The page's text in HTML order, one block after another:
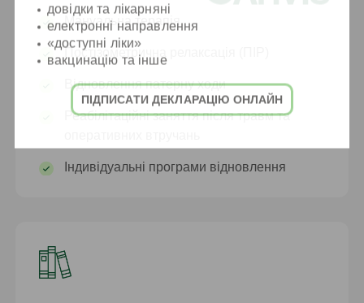
Мануальна терапія
Постізометрична релаксація (ПІР)
Відновлення патерну ходи
Реабілітаційні заняття після травм та
Індивідуальні програми відновлення
довідки та лікарняні
електронні направлення
«доступні ліки»
вакцинацію та інше
ПІДПИСАТИ ДЕКЛАРАЦІЮ ОНЛАЙН